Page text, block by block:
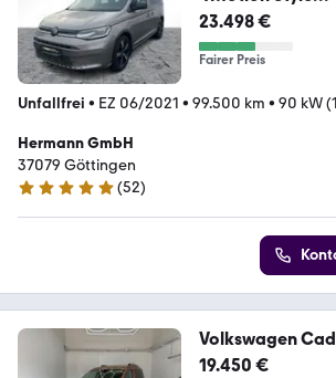
23.498 €
Fairer Preis
Unfallfrei • EZ 06/2021 • 99.500 km • 90 kW
Hermann GmbH
37079 Göttingen
4.8 Sterne
(52)
Volkswagen
19.450 €